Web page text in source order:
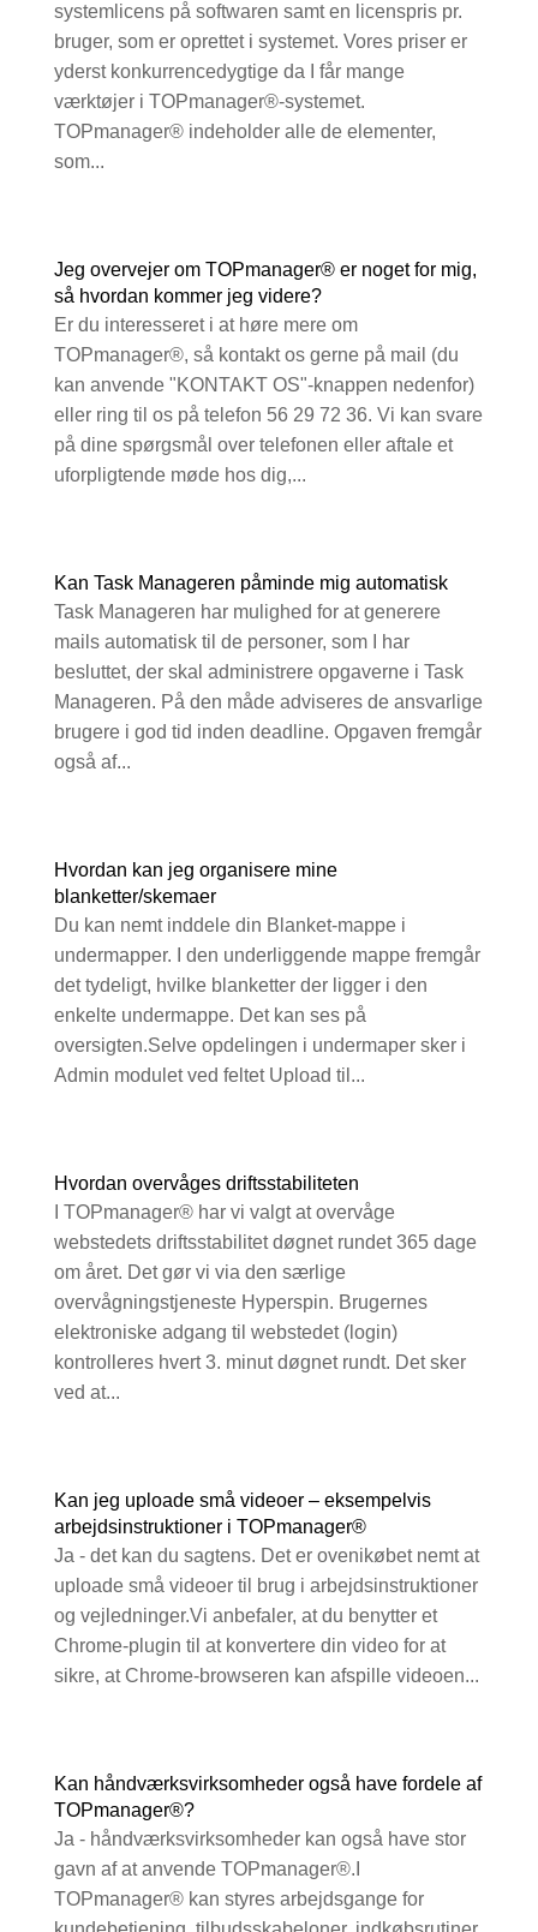
systemlicens på softwaren samt en licenspris pr.
bruger, som er oprettet i systemet. Vores priser er
yderst konkurrencedygtige da I får mange
værktøjer i TOPmanager®-systemet.
TOPmanager® indeholder alle de elementer,
som...
Jeg overvejer om TOPmanager® er noget for mig,
så hvordan kommer jeg videre?
Er du interesseret i at høre mere om
TOPmanager®, så kontakt os gerne på mail (du
kan anvende "KONTAKT OS"-knappen nedenfor)
eller ring til os på telefon 56 29 72 36. Vi kan svare
på dine spørgsmål over telefonen eller aftale et
uforpligtende møde hos dig,...
Kan Task Manageren påminde mig automatisk
Task Manageren har mulighed for at generere
mails automatisk til de personer, som I har
besluttet, der skal administrere opgaverne i Task
Manageren. På den måde adviseres de ansvarlige
brugere i god tid inden deadline. Opgaven fremgår
også af...
Hvordan kan jeg organisere mine
blanketter/skemaer
Du kan nemt inddele din Blanket-mappe i
undermapper. I den underliggende mappe fremgår
det tydeligt, hvilke blanketter der ligger i den
enkelte undermappe. Det kan ses på
oversigten.Selve opdelingen i undermaper sker i
Admin modulet ved feltet Upload til...
Hvordan overvåges driftsstabiliteten
I TOPmanager® har vi valgt at overvåge
webstedets driftsstabilitet døgnet rundet 365 dage
om året. Det gør vi via den særlige
overvågningstjeneste Hyperspin. Brugernes
elektroniske adgang til webstedet (login)
kontrolleres hvert 3. minut døgnet rundt. Det sker
ved at...
Kan jeg uploade små videoer – eksempelvis
arbejdsinstruktioner i TOPmanager®
Ja - det kan du sagtens. Det er ovenikøbet nemt at
uploade små videoer til brug i arbejdsinstruktioner
og vejledninger.Vi anbefaler, at du benytter et
Chrome-plugin til at konvertere din video for at
sikre, at Chrome-browseren kan afspille videoen...
Kan håndværksvirksomheder også have fordele af
TOPmanager®?
Ja - håndværksvirksomheder kan også have stor
gavn af at anvende TOPmanager®.I
TOPmanager® kan styres arbejdsgange for